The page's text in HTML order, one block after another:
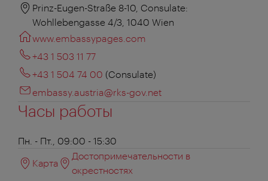
Prinz-Eugen-Straße 8-10, Consulate:
Wohllebengasse 4/3, 1040 Wien
www.embassypages.com
+43 1 503 11 77
+43 1 504 74 00 (Consulate)
embassy.austria@rks-gov.net
Часы работы
Пн. - Пт., 09:00 - 15:30
Карта
Достопримечательности в
окрестностях